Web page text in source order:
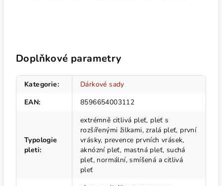
Doplňkové parametry
Kategorie:
Dárkové sady
EAN: 8596654003112
Typologie
pleti:
extrémně citlivá pleť, pleť s
rozšířenými žilkami, zralá pleť, první
vrásky, prevence prvních vrásek,
aknózní pleť, mastná pleť, suchá
pleť, normální, smíšená a citlivá
pleť